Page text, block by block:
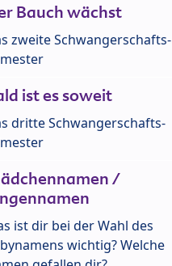
Bauch wächst
zweite Schwangerschafts-
ist es soweit
dritte Schwangerschafts-
/
ist dir bei der Wahl des
wichtig? Welche